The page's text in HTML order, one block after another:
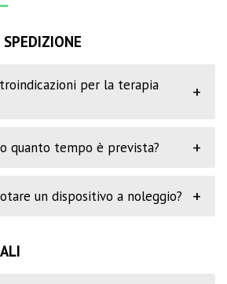
per la terapia
+
quanto tempo è prevista? +
un dispositivo a noleggio? +